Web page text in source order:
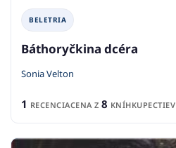
BELETRIA
Báthoryčkina dcéra
Sonia Velton
1 RECENCIACENA Z 8 KNÍHKUPECTIEV